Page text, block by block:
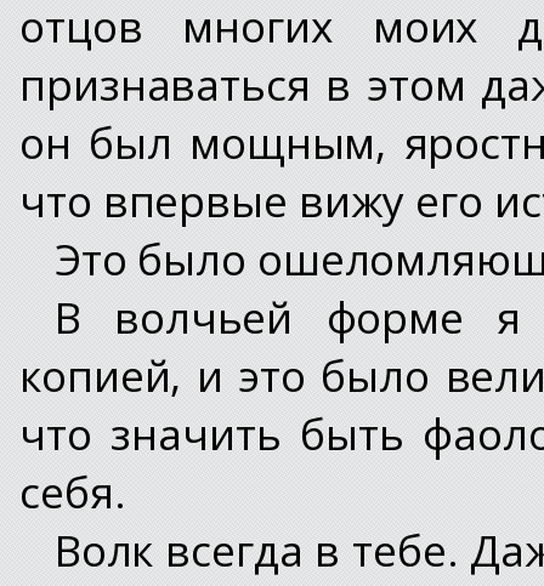
отцов многих моих
признаваться в этом
он был мощным,
что впервые вижу его
Это было
В волчьей форме я
копией, и это было
что значить быть
себя.
Волк всегда в тебе.